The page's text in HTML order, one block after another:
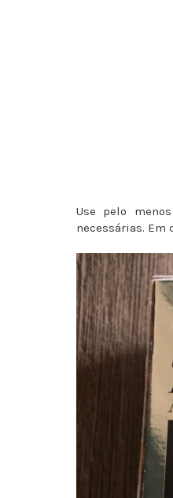
Use pelo
necessárias. Em